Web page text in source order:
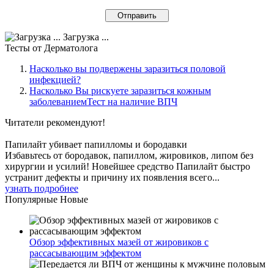
Загрузка ...
Тесты от Дерматолога
Насколько вы подвержены заразиться половой
инфекцией?
Насколько Вы рискуете заразиться кожным
заболеваниемТест на наличие ВПЧ
Читатели рекомендуют!
Папилайт убивает папилломы и бородавки
Избавьтесь от бородавок, папиллом, жировиков, липом без
хирургии и усилий! Новейшее средство Папилайт быстро
устранит дефекты и причину их появления всего...
узнать подробнее
Популярные Новые
Обзор эффективных мазей от жировиков с
рассасывающим эффектом